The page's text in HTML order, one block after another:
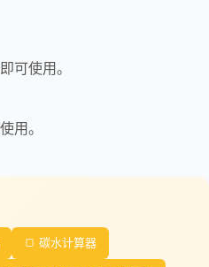
可使用。
用。
🍞 碳水计算器